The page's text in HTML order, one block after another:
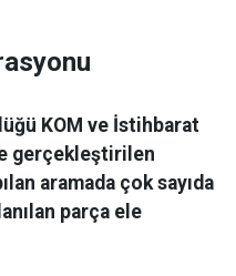
KOM ve İstihbarat
gerçekleştirilen
aramada çok sayıda
parça ele